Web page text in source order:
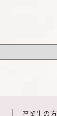
卒業生の方